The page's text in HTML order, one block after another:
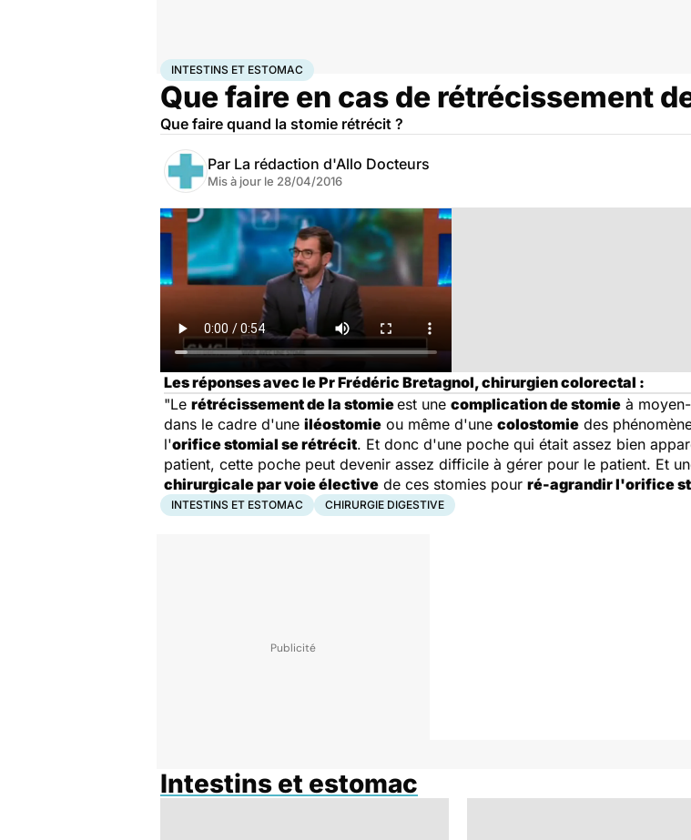
AccueilSanté MaladiesIntestins et estomac
INTESTINS ET ESTOMAC
Que faire en cas de rétrécissement
Que faire quand la stomie rétrécit ?
Par La rédaction d'Allo Docteurs
Mis à jour le 28/04/2016
Les réponses avec le Pr Frédéric Bretagnol, chirurgien colorectal :
"Le rétrécissement de la stomieest une complication de stomie à
dans le cadre d'une iléostomie ou même d'une colostomie des
l'orifice stomial se rétrécit. Et donc d'une poche qui était assez bien
patient, cette poche peut devenir assez difficile à gérer pour le patient. Et
chirurgicale par voie élective de ces stomies pour ré-agrandir l'orifice
INTESTINS ET ESTOMAC CHIRURGIE DIGESTIVE
Intestins et estomac